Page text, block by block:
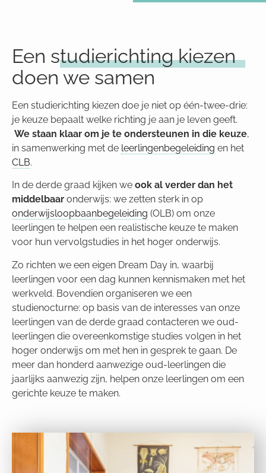
Een studierichting kiezen
doen we samen
Een studierichting kiezen doe je niet op één-twee-drie:
je keuze bepaalt welke richting je aan je leven geeft.
We staan klaar om je te ondersteunen in die keuze,
in samenwerking met de leerlingenbegeleiding en het
CLB.
In de derde graad kijken we ook al verder dan het
middelbaar onderwijs: we zetten sterk in op
onderwijsloopbaanbegeleiding (OLB) om onze
leerlingen te helpen een realistische keuze te maken
voor hun vervolgstudies in het hoger onderwijs.
Zo richten we een eigen Dream Day in, waarbij
leerlingen voor een dag kunnen kennismaken met het
werkveld. Bovendien organiseren we een
studienocturne: op basis van de interesses van onze
leerlingen van de derde graad contacteren we oud-
leerlingen die overeenkomstige studies volgen in het
hoger onderwijs om met hen in gesprek te gaan. De
meer dan honderd aanwezige oud-leerlingen die
jaarlijks aanwezig zijn, helpen onze leerlingen om een
gerichte keuze te maken.